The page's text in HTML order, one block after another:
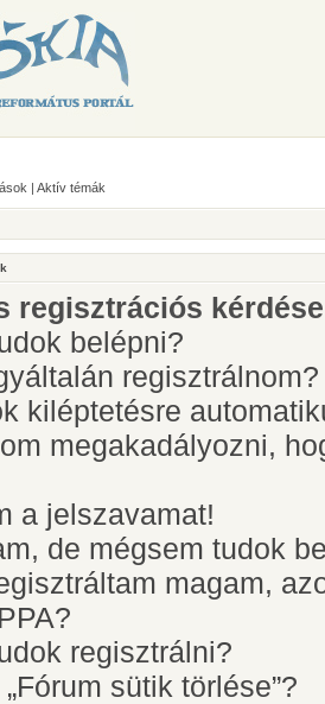
| Aktív témák
regisztrációs
belépni?
regisztrálnom?
kiléptetésre
megakadályozni,
a jelszavamat!
de mégsem tudok
magam,
regisztrálni?
sütik törlése”?